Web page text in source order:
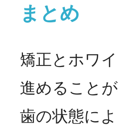
まとめ
矯正とホワ
進めること
歯の状態に